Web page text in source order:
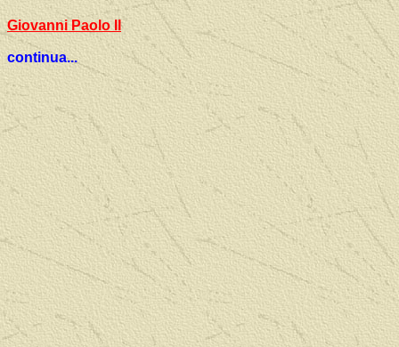
Giovanni Paolo II
continua...